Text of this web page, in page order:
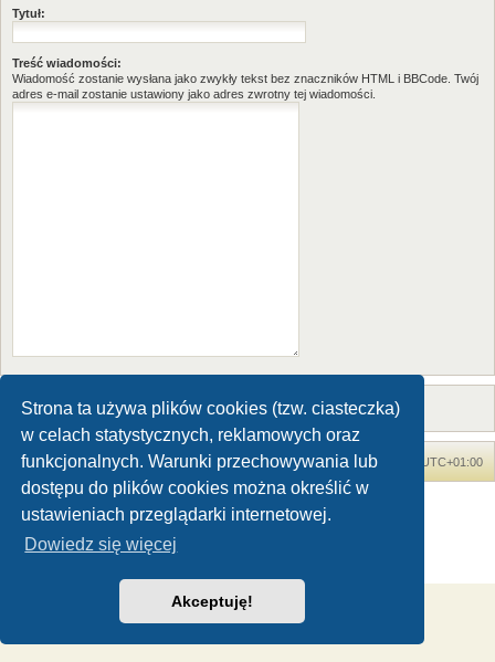
Strona ta używa plików cookies (tzw. ciasteczka)
w celach statystycznych, reklamowych oraz
funkcjonalnych. Warunki przechowywania lub
dostępu do plików cookies można określić w
ustawieniach przeglądarki internetowej.
Dowiedz się więcej
Akceptuję!
Tytuł:
Treść wiadomości:
Wiadomość zostanie wysłana jako zwykły tekst bez znaczników HTML i BBCode. Twój
adres e-mail zostanie ustawiony jako adres zwrotny tej wiadomości.
Forum Dinozaury.com Strona główna Strefa czasowa UTC+01:00
Technologię dostarczaphpBB® Forum Software © phpBB Limited
Polski pakiet językowy dostarcza